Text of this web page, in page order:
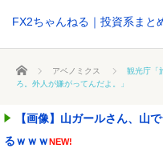
FX2ちゃんねる｜投資系まと
ホーム アベノミクス
観光庁「
ろ。外人が嫌がってんだよ。」
【画像】山ガールさん、山
るｗｗｗNEW!